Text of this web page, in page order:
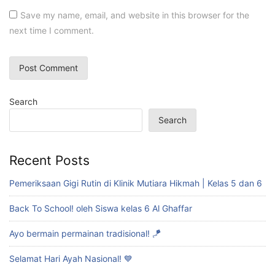
Save my name, email, and website in this browser for the
next time I comment.
Search
Search
Recent Posts
Pemeriksaan Gigi Rutin di Klinik Mutiara Hikmah | Kelas 5 dan 6
Back To School! oleh Siswa kelas 6 Al Ghaffar
Ayo bermain permainan tradisional! 🪁
Selamat Hari Ayah Nasional! 💙